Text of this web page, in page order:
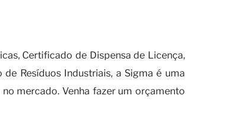
Certificado de Dispensa de Licença,
Resíduos Industriais, a Sigma é uma
mercado. Venha fazer um orçamento